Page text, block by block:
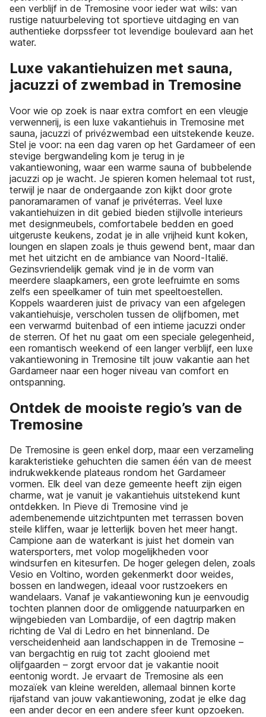
een verblijf in de Tremosine voor ieder wat wils: van
rustige natuurbeleving tot sportieve uitdaging en van
authentieke dorpssfeer tot levendige boulevard aan het
water.
Luxe vakantiehuizen met sauna,
jacuzzi of zwembad in Tremosine
Voor wie op zoek is naar extra comfort en een vleugje
verwennerij, is een luxe vakantiehuis in Tremosine met
sauna, jacuzzi of privézwembad een uitstekende keuze.
Stel je voor: na een dag varen op het Gardameer of een
stevige bergwandeling kom je terug in je
vakantiewoning, waar een warme sauna of bubbelende
jacuzzi op je wacht. Je spieren komen helemaal tot rust,
terwijl je naar de ondergaande zon kijkt door grote
panoramaramen of vanaf je privéterras. Veel luxe
vakantiehuizen in dit gebied bieden stijlvolle interieurs
met designmeubels, comfortabele bedden en goed
uitgeruste keukens, zodat je in alle vrijheid kunt koken,
loungen en slapen zoals je thuis gewend bent, maar dan
met het uitzicht en de ambiance van Noord-Italië.
Gezinsvriendelijk gemak vind je in de vorm van
meerdere slaapkamers, een grote leefruimte en soms
zelfs een speelkamer of tuin met speeltoestellen.
Koppels waarderen juist de privacy van een afgelegen
vakantiehuisje, verscholen tussen de olijfbomen, met
een verwarmd buitenbad of een intieme jacuzzi onder
de sterren. Of het nu gaat om een speciale gelegenheid,
een romantisch weekend of een langer verblijf, een luxe
vakantiewoning in Tremosine tilt jouw vakantie aan het
Gardameer naar een hoger niveau van comfort en
ontspanning.
Ontdek de mooiste regio’s van de
Tremosine
De Tremosine is geen enkel dorp, maar een verzameling
karakteristieke gehuchten die samen één van de meest
indrukwekkende plateaus rondom het Gardameer
vormen. Elk deel van deze gemeente heeft zijn eigen
charme, wat je vanuit je vakantiehuis uitstekend kunt
ontdekken. In Pieve di Tremosine vind je
adembenemende uitzichtpunten met terrassen boven
steile kliffen, waar je letterlijk boven het meer hangt.
Campione aan de waterkant is juist het domein van
watersporters, met volop mogelijkheden voor
windsurfen en kitesurfen. De hoger gelegen delen, zoals
Vesio en Voltino, worden gekenmerkt door weides,
bossen en landwegen, ideaal voor rustzoekers en
wandelaars. Vanaf je vakantiewoning kun je eenvoudig
tochten plannen door de omliggende natuurparken en
wijngebieden van Lombardije, of een dagtrip maken
richting de Val di Ledro en het binnenland. De
verscheidenheid aan landschappen in de Tremosine –
van bergachtig en ruig tot zacht glooiend met
olijfgaarden – zorgt ervoor dat je vakantie nooit
eentonig wordt. Je ervaart de Tremosine als een
mozaïek van kleine werelden, allemaal binnen korte
rijafstand van jouw vakantiewoning, zodat je elke dag
een ander decor en een andere sfeer kunt opzoeken.